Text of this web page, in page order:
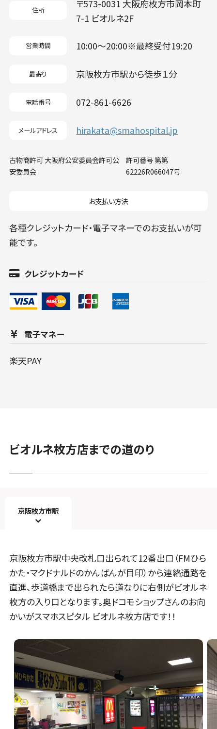
住所
〒573-0031 大阪府枚方市岡本町
7-1 ビオルネ2F
営業時間 10:00〜20:00※最終受付19:20
最寄り 京阪枚方市駅から徒歩１分
電話番号 072-861-6626
メールアドレス hirakata@smahospital.jp
古物商許可 大阪府公安委員会許可公
安委員会
許可番号 第第
62226R066047号
お支払い方法
各種クレジットカード・電子マネーでのお支払いが可
能です。
クレジットカード
電子マネー
楽天PAY
ビオルネ枚方店までの道のり
京阪枚方市駅
京阪枚方市駅中央改札口出られて12番出口（FMひら
かた・マクドナルドのかんばんが目印）から連絡通路を
直進、歩道橋まで出られたら道なりに右側がビオルネ
枚方の入り口となります。奥ドコモショップさんのお向
かいがスマホスピタル ビオルネ枚方店です！！